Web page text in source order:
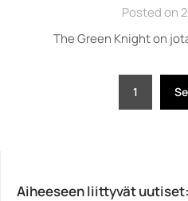
Posted on
The Green Knight on
1
Aiheeseen liittyvät uutiset: